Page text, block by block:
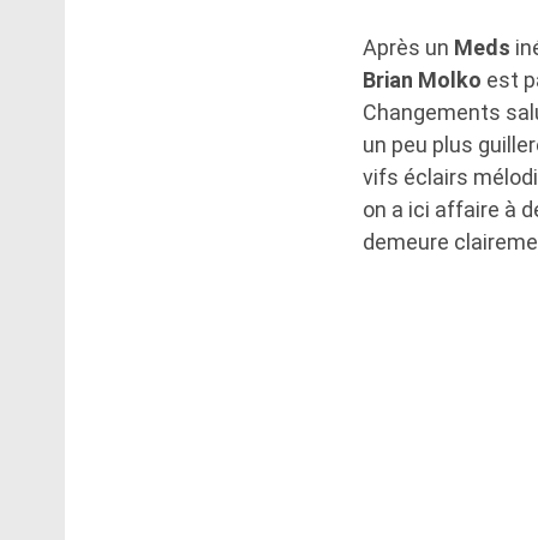
Après un Meds
Brian Molko est
Changements
un peu plus
vifs éclairs
on a ici affaire à
demeure